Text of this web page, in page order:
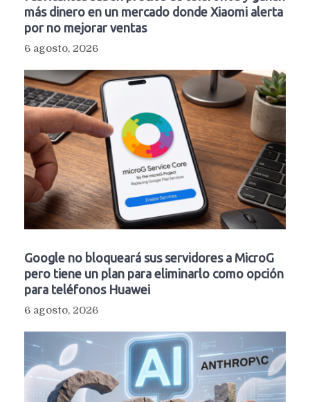
más dinero en un mercado donde Xiaomi alerta
por no mejorar ventas
6 agosto, 2026
Google no bloqueará sus servidores a MicroG
pero tiene un plan para eliminarlo como opción
para teléfonos Huawei
6 agosto, 2026